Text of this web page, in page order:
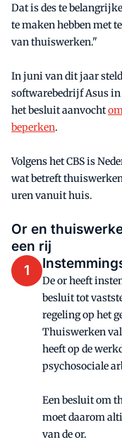
Dat is des te
te maken hebben met
van thuiswerken."
In juni van dit jaar
softwarebedrijf Asus
het besluit aanvocht
beperken.
Volgens het CBS is
wat betreft
uren vanuit huis.
Or en
een rij
1
De or heeft
besluit tot
regeling op het
Thuiswerken
heeft op de
psychosociale
Een besluit om
moet daarom
van de or.